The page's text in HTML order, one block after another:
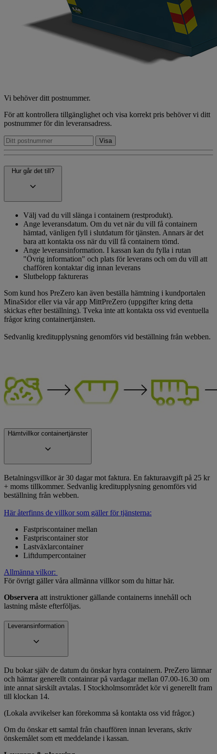
Vi behöver ditt postnummer.
För att kontrollera tillgänglighet och visa korrekt pris behöver vi ditt
postnummer för din leveransadress.
Hur går det till?
Välj vad du vill slänga i containern (restprodukt).
Ange leveransdatum. Om du vet när du vill få containern
hämtad, vänligen fyll i slutdatum för tjänsten. Annars är det
bara att kontakta oss när du vill få containern tömd.
Ange leveransinformation. I kassan kan du fylla i rutan
"Övrig information" och plats för leverans och om du vill att
chaffören kontaktar dig innan leverans
Slutbelopp faktureras
Som kund hos PreZero kan även beställa hämtning i kundportalen
MinaSidor eller via vår app MittPreZero (uppgifter kring detta
skickas efter beställning). Tveka inte att kontakta oss vid eventuella
frågor kring containertjänsten.
Sedvanlig kreditupplysning genomförs vid beställning från webben.
Hämtvillkor containertjänster
Betalningsvillkor är 30 dagar mot faktura. En fakturaavgift på 25 kr
+ moms tillkommer. Sedvanlig kreditupplysning genomförs vid
beställning från webben.
Här återfinns de villkor som gäller för tjänsterna:
Fastpriscontainer mellan
Fastpriscontainer stor
Lastväxlarcontainer
Liftdumpercontainer
Allmänna vilkor:
För övrigt gäller våra allmänna villkor som du hittar här.
Observera att instruktioner gällande containerns innehåll och
lastning måste efterföljas.
Leveransinformation
Du bokar själv de datum du önskar hyra containern. PreZero lämnar
och hämtar generellt containrar på vardagar mellan 07.00-16.30 om
inte annat särskilt avtalas. I Stockholmsområdet kör vi generellt fram
till klockan 14.
(Lokala avvikelser kan förekomma så kontakta oss vid frågor.)
Om du önskar ett samtal från chauffören innan leverans, skriv
önskemålet som ett meddelande i kassan.